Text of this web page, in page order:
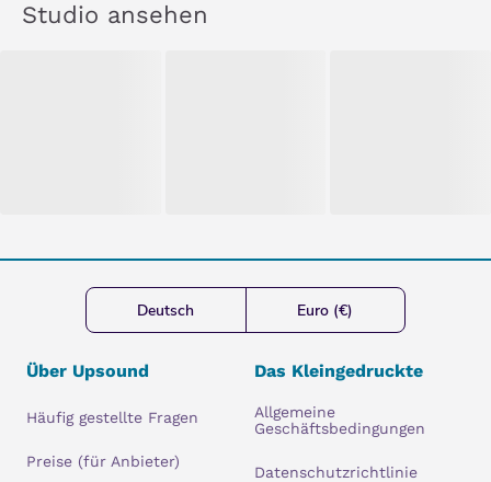
Studio ansehen
Deutsch Euro (€)
Über Upsound
Häufig gestellte Fragen
Preise (für Anbieter)
Das Kleingedruckte
Allgemeine
Geschäftsbedingungen
Datenschutzrichtlinie